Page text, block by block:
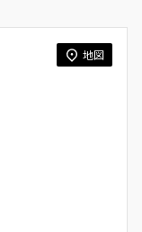
地図